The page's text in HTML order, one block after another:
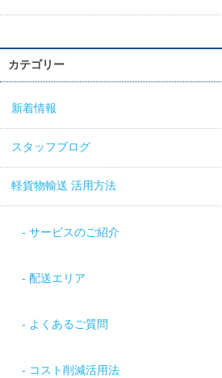
カテゴリー
新着情報
スタッフブログ
軽貨物輸送 活用方法
サービスのご紹介
配送エリア
よくあるご質問
コスト削減活用法